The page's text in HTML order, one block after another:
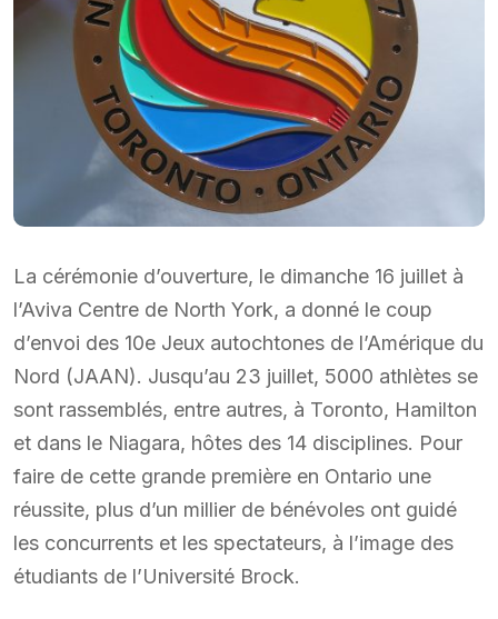
La cérémonie d’ouverture, le dimanche 16 juillet à
l’Aviva Centre de North York, a donné le coup
d’envoi des 10e Jeux autochtones de l’Amérique du
Nord (JAAN). Jusqu’au 23 juillet, 5000 athlètes se
sont rassemblés, entre autres, à Toronto, Hamilton
et dans le Niagara, hôtes des 14 disciplines. Pour
faire de cette grande première en Ontario une
réussite, plus d’un millier de bénévoles ont guidé
les concurrents et les spectateurs, à l’image des
étudiants de l’Université Brock.